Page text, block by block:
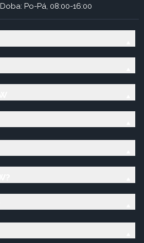
Po-Pá, 08:00-16:00